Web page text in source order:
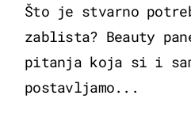
Što je stvarno
zablista? Beauty
pitanja koja si i
postavljamo...